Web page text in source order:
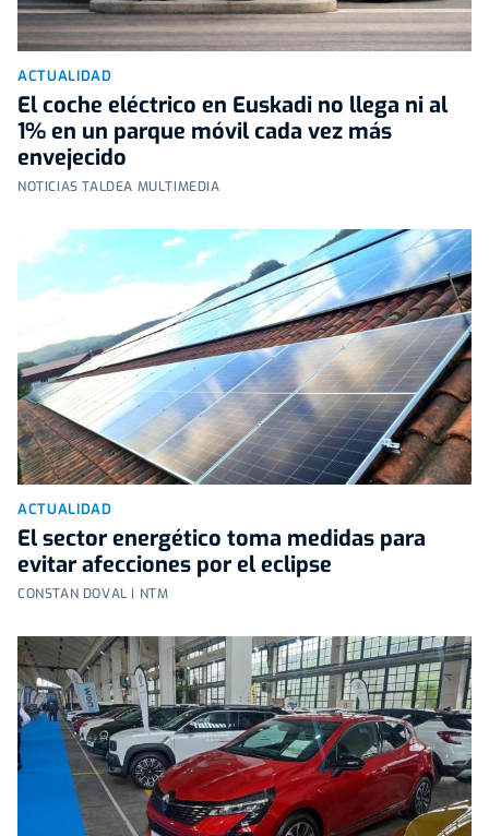
ACTUALIDAD
El coche eléctrico en Euskadi no llega ni al
1% en un parque móvil cada vez más
envejecido
NOTICIAS TALDEA MULTIMEDIA
ACTUALIDAD
El sector energético toma medidas para
evitar afecciones por el eclipse
CONSTAN DOVAL | NTM